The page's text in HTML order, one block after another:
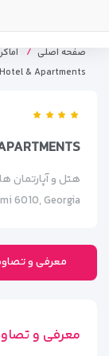
صفحه اصلی
& Apartments
هتل و آپارتمان
6010, Georgia
معرفی و
معرفی و